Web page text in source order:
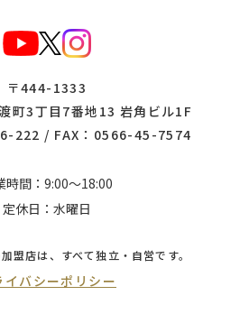
〒444-1333
町3丁目7番地13 岩角ビル1F
222 / FAX：0566-45-7574
時間：9:00～18:00
定休日：水曜日
盟店は、 すべて独立・自営です。
イバシーポリシー